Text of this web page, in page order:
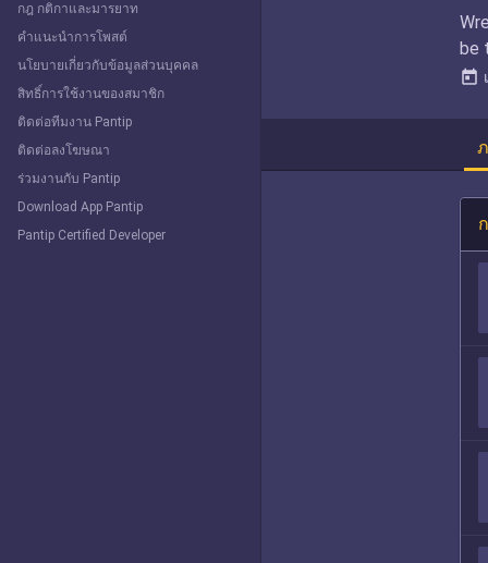
be
today
Explore
กฎ กติกาและมารยาท
คำแนะนำการโพสต์
นโยบายเกี่ยวกับข้อมูลส่วนบุคคล
สิทธิ์การใช้งานของสมาชิก
ติดต่อทีมงาน Pantip
ติดต่อลงโฆษณา
ร่วมงานกับ Pantip
Download App Pantip
Pantip Certified Developer